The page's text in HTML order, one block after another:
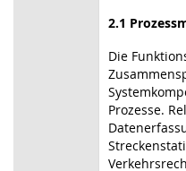
2.1
Die
Prozesse.